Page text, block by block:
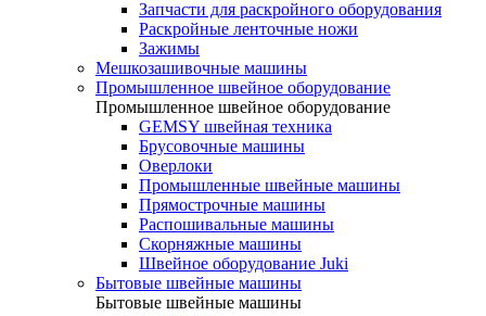
Запчасти для раскройного оборудования
Раскройные ленточные ножи
Зажимы
Мешкозашивочные машины
Промышленное швейное оборудование
Промышленное швейное оборудование
GEMSY швейная техника
Брусовочные машины
Оверлоки
Промышленные швейные машины
Прямострочные машины
Распошивальные машины
Скорняжные машины
Швейное оборудование Juki
Бытовые швейные машины
Бытовые швейные машины